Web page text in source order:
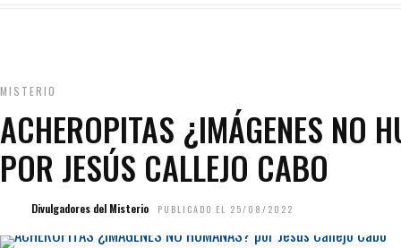
MISTERIO
ACHEROPITAS ¿IMÁGENES NO
POR JESÚS CALLEJO CABO
Divulgadores del Misterio PUBLICADO EL 25/08/2022